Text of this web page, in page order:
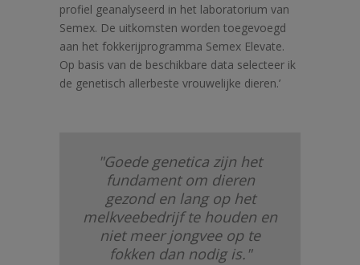
profiel geanalyseerd in het laboratorium van
Semex. De uitkomsten worden toegevoegd
aan het fokkerijprogramma Semex Elevate.
Op basis van de beschikbare data selecteer ik
de genetisch allerbeste vrouwelijke dieren.’
"Goede genetica zijn het
fundament om dieren
gezond en lang op het
melkveebedrijf te houden en
niet meer jongvee op te
fokken dan nodig is."